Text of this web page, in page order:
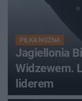
PIŁKA NOŻNA
Jagiellonia
Widzewem.
liderem